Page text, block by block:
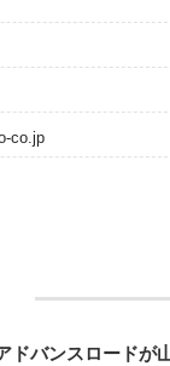
co.jp
ドバンスロードが